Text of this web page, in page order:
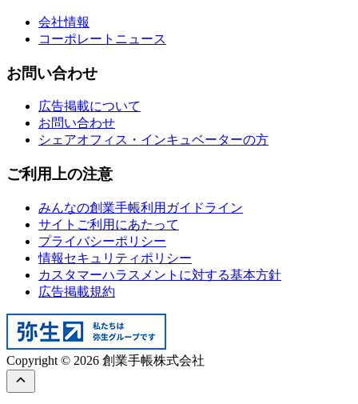
会社情報
コーポレートニュース
お問い合わせ
広告掲載について
お問い合わせ
シェアオフィス・インキュベーターの方
ご利用上の注意
みんなの創業手帳利用ガイドライン
サイトご利用にあたって
プライバシーポリシー
情報セキュリティポリシー
カスタマーハラスメントに対する基本方針
広告掲載規約
Copyright © 2026 創業手帳株式会社